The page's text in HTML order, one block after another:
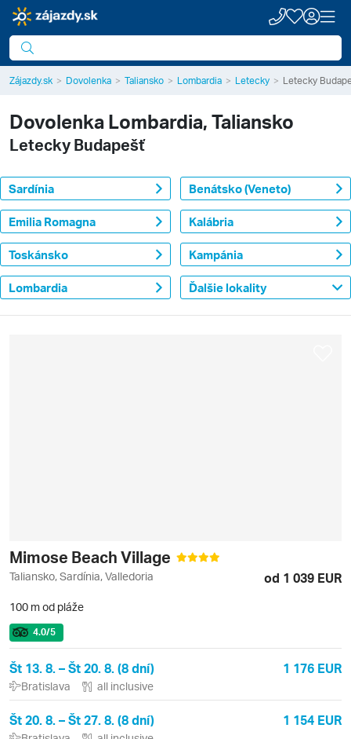
Zájazdy.sk Dovolenka Taliansko Lombardia Letecky Letecky
Dovolenka Lombardia, Taliansko
Letecky Budapešť
Sardínia Benátsko (Veneto)
Emilia Romagna Kalábria
Toskánsko Kampánia
Lombardia Ďalšie lokality
Mimose Beach Village
Taliansko, Sardínia, Valledoria od 1 039 EUR
100 m od pláže
4.0/5
Št 13. 8. – Št 20. 8. (8 dní) 1 176 EUR
Bratislava all inclusive
Št 20. 8. – Št 27. 8. (8 dní) 1 154 EUR